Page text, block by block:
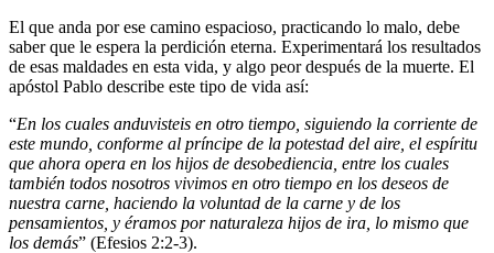
El que anda por ese camino espacioso, practicando lo malo, debe
saber que le espera la perdición eterna. Experimentará los resultados
de esas maldades en esta vida, y algo peor después de la muerte. El
apóstol Pablo describe este tipo de vida así:
“En los cuales anduvisteis en otro tiempo, siguiendo la corriente de
este mundo, conforme al príncipe de la potestad del aire, el espíritu
que ahora opera en los hijos de desobediencia, entre los cuales
también todos nosotros vivimos en otro tiempo en los deseos de
nuestra carne, haciendo la voluntad de la carne y de los
pensamientos, y éramos por naturaleza hijos de ira, lo mismo que
los demás” (Efesios 2:2-3).